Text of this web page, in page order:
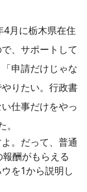
月に栃木県在住
、サポートして
申請だけじゃな
りたい。行政書
仕事だけをやっ
。だって、普通
酬がもらえる
を1から説明し